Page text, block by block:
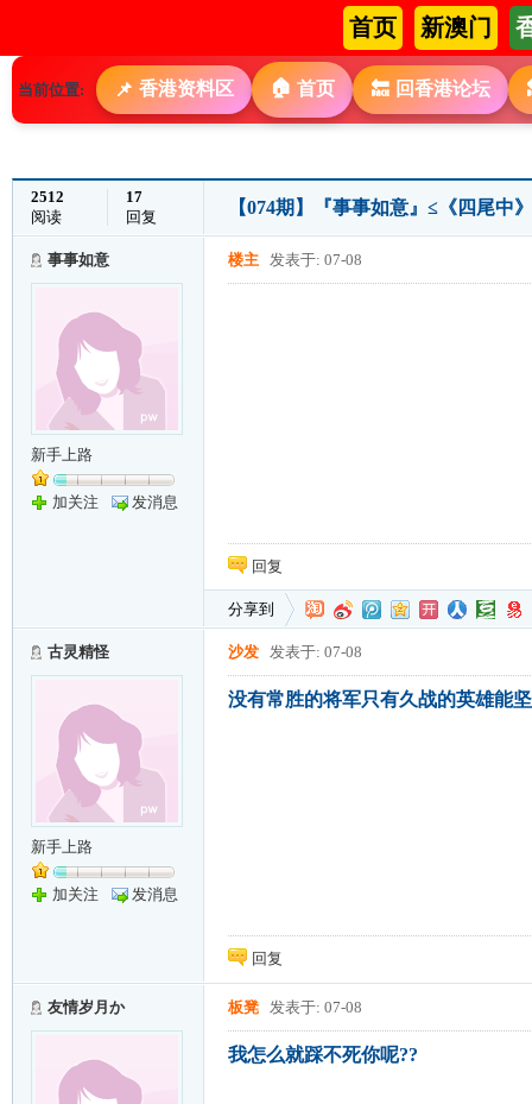
首页 新澳门
当前位置: 📌 香港资料区 🏠 首页 🔙 回香港论坛
2512
阅读
17
回复
【074期】『事事如意』≤《四尾中
事事如意
新手上路
加关注 发消息
楼主 发表于: 07-08
回复
分享到
古灵精怪
新手上路
加关注 发消息
沙发 发表于: 07-08
没有常胜的将军只有久战的英雄能
回复
友情岁月か 板凳 发表于: 07-08
我怎么就踩不死你呢??